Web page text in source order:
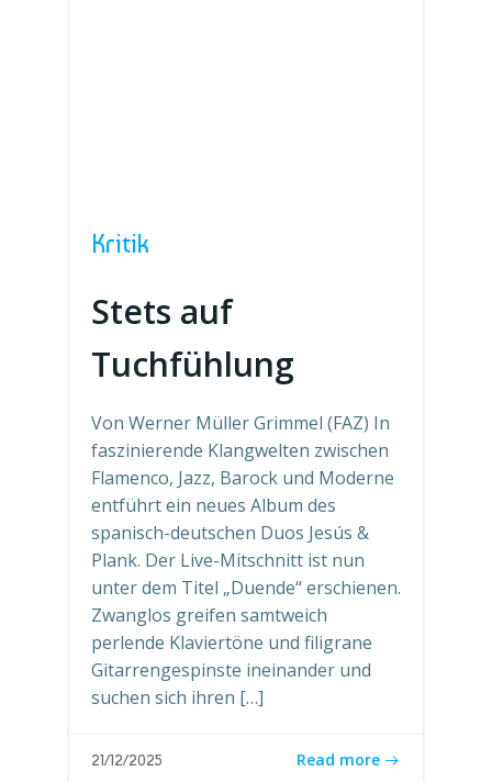
Kritik
Stets auf
Tuchfühlung
Von Werner Müller Grimmel (FAZ) In
faszinierende Klangwelten zwischen
Flamenco, Jazz, Barock und Moderne
entführt ein neues Album des
spanisch-deutschen Duos Jesús &
Plank. Der Live-Mitschnitt ist nun
unter dem Titel „Duende“ erschienen.
Zwanglos greifen samtweich
perlende Klaviertöne und filigrane
Gitarrengespinste ineinander und
suchen sich ihren […]
21/12/2025 Read more